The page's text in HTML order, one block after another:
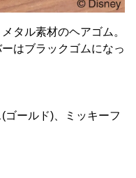
タル素材のヘアゴム。
はブラックゴムになっ
ールド)、ミッキーフ